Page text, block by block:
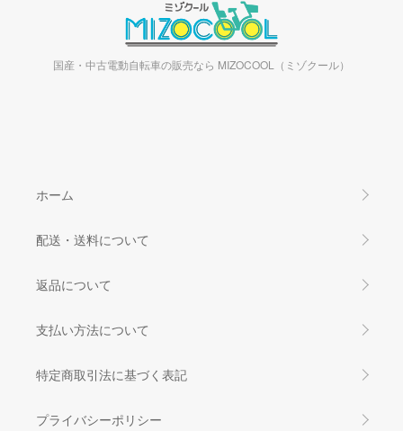
国産・中古電動自転車の販売なら MIZOCOOL（ミゾクール）
ホーム
配送・送料について
返品について
支払い方法について
特定商取引法に基づく表記
プライバシーポリシー